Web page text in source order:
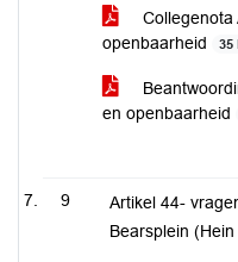
Collegenota
openbaarheid
35
en openbaarheid
9
Artikel 44-
Bearsplein